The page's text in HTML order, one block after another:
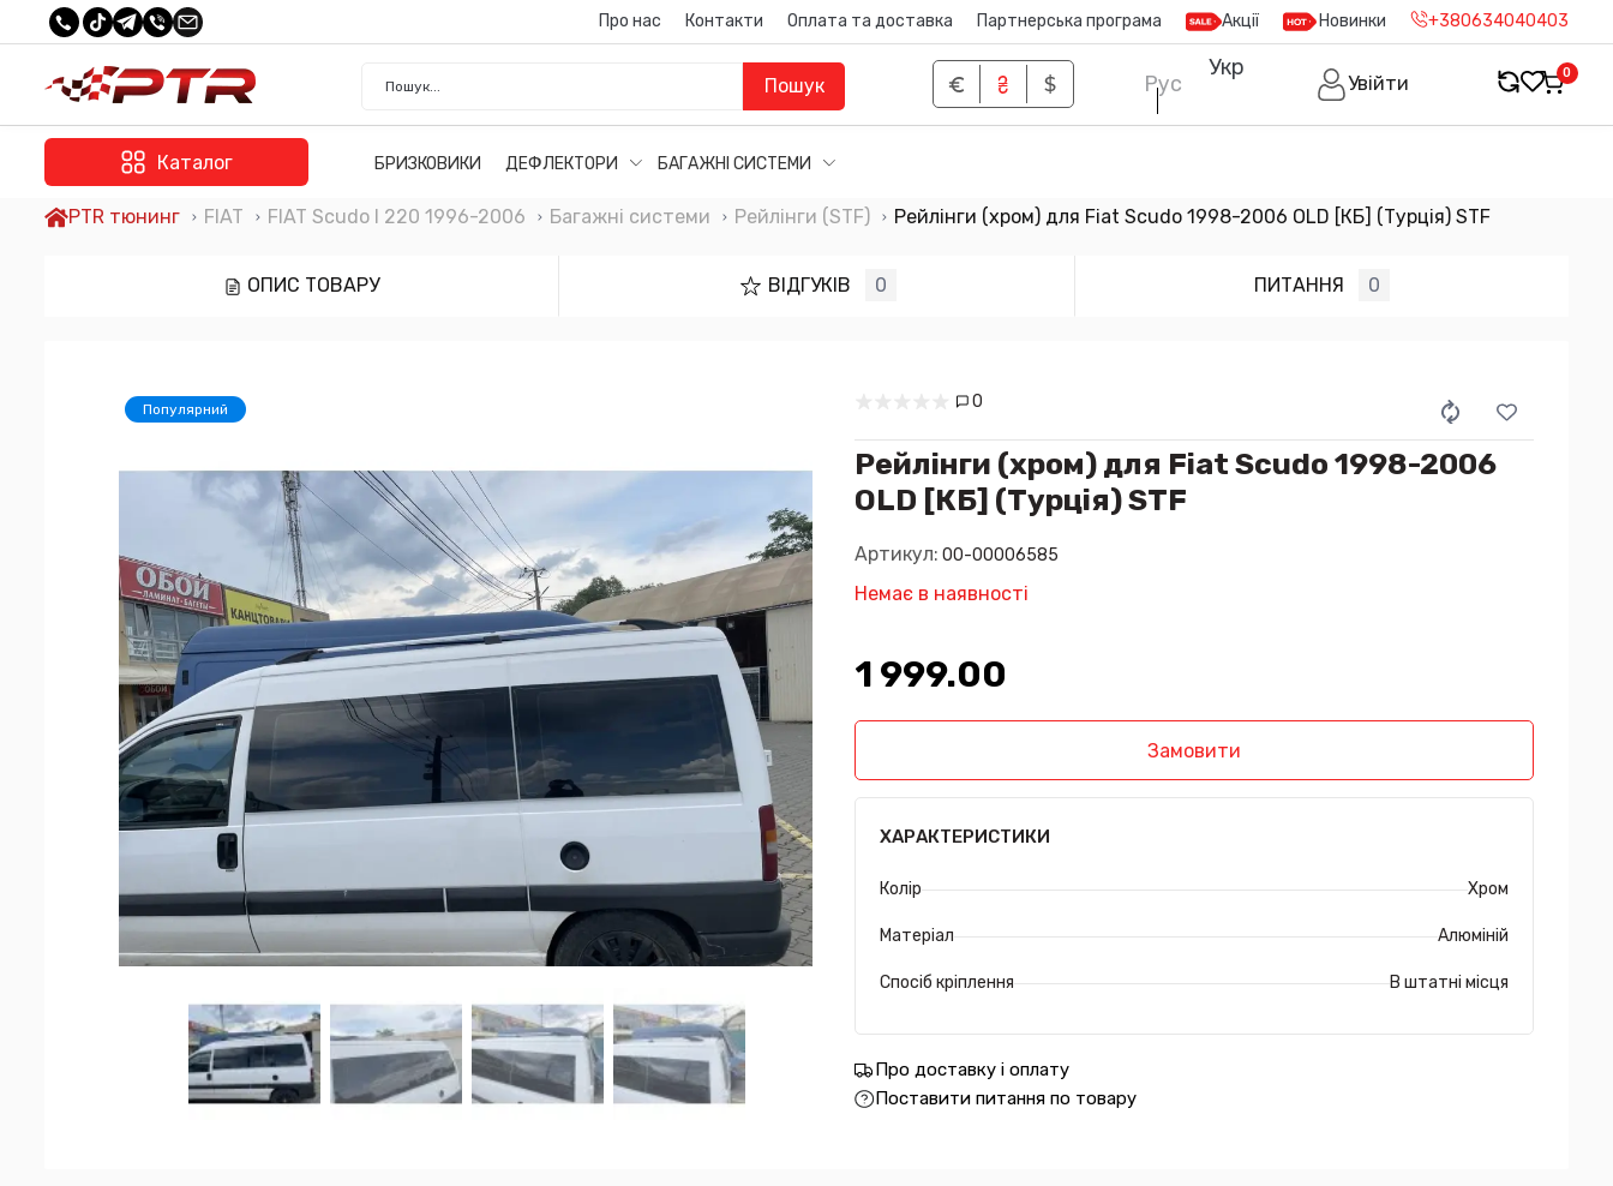
Про нас Контакти Оплата та доставка Партнерська програма Акції Новинки +380634040403
Пошук Рус
Укр
Увійти 0
Каталог БРИЗКОВИКИ ДЕФЛЕКТОРИ БАГАЖНІ СИСТЕМИ
PTR тюнинг FIAT FIAT Scudo I 220 1996-2006 Багажні системи Рейлінги (STF) Рейлінги (хром) для Fiat Scudo 1998-2006 OLD [КБ] (Турція) STF
ОПИС ТОВАРУ ВІДГУКІВ 0 ПИТАННЯ 0
Популярний 0
Рейлінги (хром) для Fiat Scudo 1998-2006
OLD [КБ] (Турція) STF
Артикул: 00-00006585
Немає в наявності
1 999.00₴
Замовити
ХАРАКТЕРИСТИКИ
Колір Хром
Матеріал Алюміній
Спосіб кріплення В штатні місця
Про доставку і оплату
Поставити питання по товару